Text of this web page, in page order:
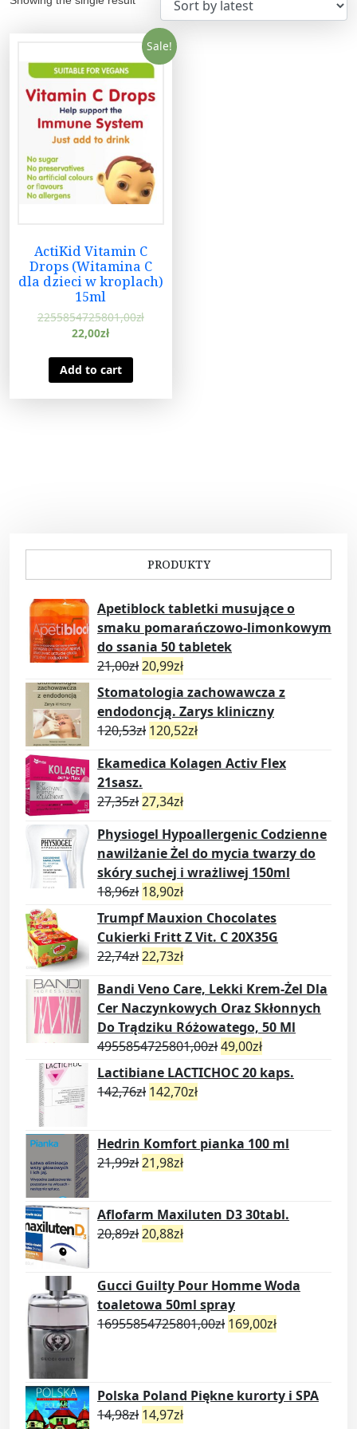
Sale!
ActiKid Vitamin C
Drops (Witamina C
dla dzieci w kroplach)
15ml
2255854725801,00zł
22,00zł
Add to cart
PRODUKTY
Apetiblock tabletki musujące o
smaku pomarańczowo-limonkowym
do ssania 50 tabletek
21,00zł20,99zł
Stomatologia zachowawcza z
endodoncją. Zarys kliniczny
120,53zł 120,52zł
Ekamedica Kolagen Activ Flex
21sasz.
27,35zł27,34zł
Physiogel Hypoallergenic Codzienne
nawilżanie Żel do mycia twarzy do
skóry suchej i wrażliwej 150ml
18,96zł 18,90zł
Trumpf Mauxion Chocolates
Cukierki Fritt Z Vit. C 20X35G
22,74zł22,73zł
Bandi Veno Care, Lekki Krem-Żel Dla
Cer Naczynkowych Oraz Skłonnych
Do Trądziku Różowatego, 50 Ml
4955854725801,00zł49,00zł
Lactibiane LACTICHOC 20 kaps.
142,76zł 142,70zł
Hedrin Komfort pianka 100 ml
21,99zł21,98zł
Aflofarm Maxiluten D3 30tabl.
20,89zł20,88zł
Gucci Guilty Pour Homme Woda
toaletowa 50ml spray
16955854725801,00zł 169,00zł
Polska Poland Piękne kurorty i SPA
14,98zł 14,97zł